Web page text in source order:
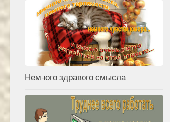
Немного здравого смысла…